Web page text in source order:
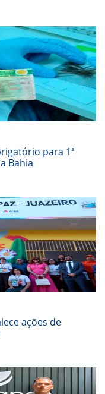
para 1ª
Bahia
ações de